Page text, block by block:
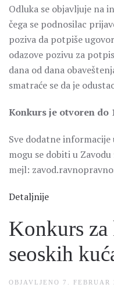
Odluka se objavljuje na
čega se podnosilac
poziva da potpiše
odazove pozivu za
dana od dana
smatraće se da je
Konkurs je otvoren do
Sve dodatne informacije
mogu se dobiti u
mejl:
Detaljnije
Konkurs
seoskih
OBJAVLJENO 7. FEBRUAR